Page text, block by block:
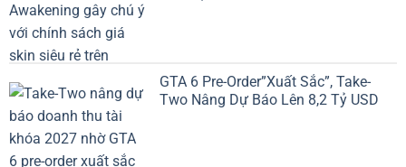
GTA 6 Pre-Order”Xuất Sắc”, Take-
Two Nâng Dự Báo Lên 8,2 Tỷ USD